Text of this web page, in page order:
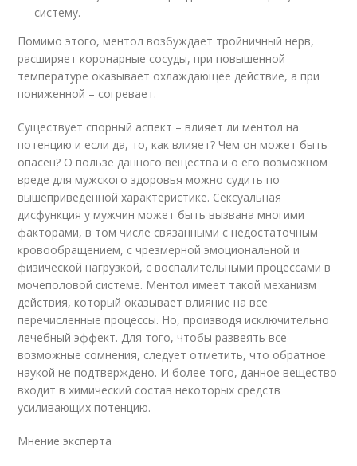
систему.
Помимо этого, ментол возбуждает тройничный нерв,
расширяет коронарные сосуды, при повышенной
температуре оказывает охлаждающее действие, а при
пониженной – согревает.
Существует спорный аспект – влияет ли ментол на
потенцию и если да, то, как влияет? Чем он может быть
опасен? О пользе данного вещества и о его возможном
вреде для мужского здоровья можно судить по
вышеприведенной характеристике. Сексуальная
дисфункция у мужчин может быть вызвана многими
факторами, в том числе связанными с недостаточным
кровообращением, с чрезмерной эмоциональной и
физической нагрузкой, с воспалительными процессами в
мочеполовой системе. Ментол имеет такой механизм
действия, который оказывает влияние на все
перечисленные процессы. Но, производя исключительно
лечебный эффект. Для того, чтобы развеять все
возможные сомнения, следует отметить, что обратное
наукой не подтверждено. И более того, данное вещество
входит в химический состав некоторых средств
усиливающих потенцию.
Мнение эксперта